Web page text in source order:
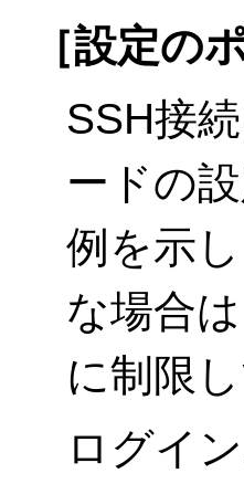
［設定の
SSH接
ードの
例を示
な場合
に制限
ログイ